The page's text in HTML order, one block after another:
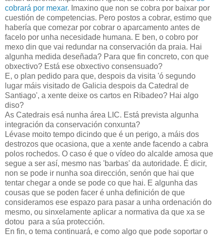
cobrará por mexar. Imaxino que non se cobra por baixar por
cuestión de competencias. Pero postos a cobrar, estimo que
habería que comezar por cobrar o aparcamento antes de
facelo por unha necesidade humana. E ben, o cobro por
mexo din que vai redundar na conservación da praia. Hai
algunha medida deseñada? Para que fin concreto, con que
obxectivo? Está ese obxectivo consensuado?
E, o plan pedido para que, despois da visita 'ó segundo
lugar máis visitado de Galicia despois da Catedral de
Santiago', a xente deixe os cartos en Ribadeo? Hai algo
diso?
As Catedrais esá nunha área LIC. Está prevista algunha
integración da conservación conxunta?
Lévase moito tempo dicindo que é un perigo, a máis dos
destrozos que ocasiona, que a xente ande facendo a cabra
polos rochedos. O caso é que o vídeo do alcalde amosa que
segue a ser así, mesmo nas 'barbas' da autoridade. É dicir,
non se pode ir nunha soa dirección, senón que hai que
tentar chegar a onde se pode co que hai. E algunha das
cousas que se poden facer é unha definición de que
consideramos ese espazo para pasar a unha ordenación do
mesmo, ou sinxelamente aplicar a normativa da que xa se
dotou para a súa protección.
En fin, o tema continuará, e como algo que pode soportar o